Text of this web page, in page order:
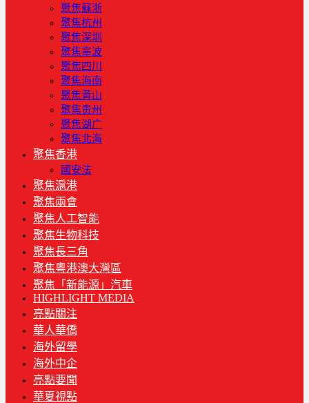
聚焦蘇浙
聚焦杭州
聚焦深圳
聚焦寧波
聚焦四川
聚焦海南
聚焦黃山
聚焦贵州
聚焦湖广
聚焦北海
聚焦香港
國安法
聚焦滬港
聚焦兩會
聚焦人工智能
聚焦生物科技
聚焦長三角
聚焦粵港澳大灣區
聚焦「新能源」汽車
HIGHLIGHT MEDIA
亮點關注
華人華僑
海外留學
海外中企
亮點要聞
華夏視點